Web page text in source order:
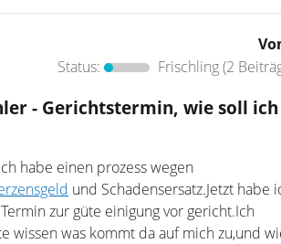
Status:
Frischling(2
- Gerichtstermin, wie soll
habe einen prozess wegen
und Schadensersatz.Jetzt habe
zur güte einigung vor gericht.Ich
wissen was kommt da auf mich zu,und